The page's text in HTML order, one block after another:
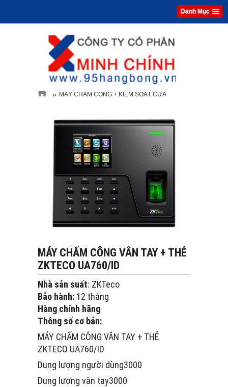
Danh Mục
» MÁY CHẤM CÔNG + KIỂM SOÁT CỬA
MÁY CHẤM CÔNG VÂN TAY + THẺ
ZKTECO UA760/ID
Nhà sản suất: ZKTeco
Bảo hành: 12 tháng
Hàng chính hãng
Thông số cơ bản:
MÁY CHẤM CÔNG VÂN TAY + THẺ
ZKTECO UA760/ID
Dung lượng người dùng3000
Dung lượng vân tay3000